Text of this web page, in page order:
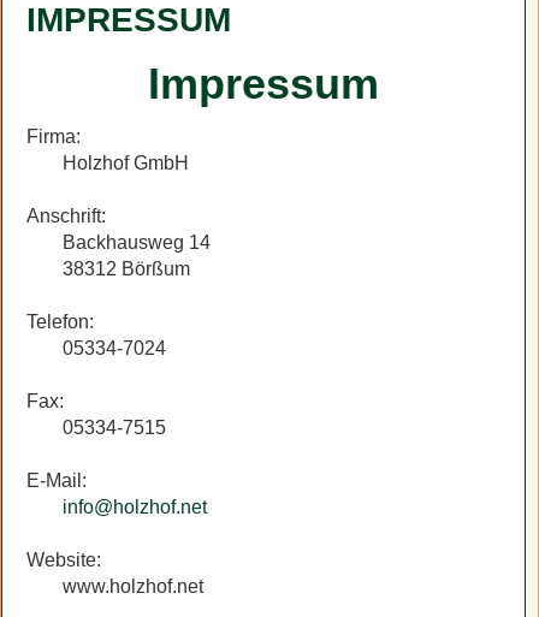
IMPRESSUM
Impressum
Firma:
Holzhof GmbH
Anschrift:
Backhausweg 14
38312 Börßum
Telefon:
05334-7024
Fax:
05334-7515
E-Mail:
info@holzhof.net
Website:
www.holzhof.net